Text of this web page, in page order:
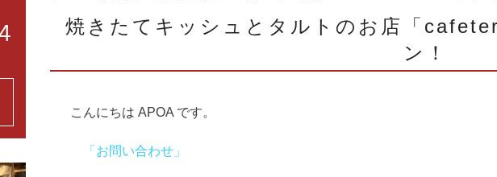
焼きたてキッシュとタルトのお店「
ン！
こんにちは APOA です。
「お問い合わせ」